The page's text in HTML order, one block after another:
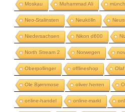
Moskau Muhammad Ali
Neo-Stalinsten Neukölln
Niedersachsen Nikon d600
North Stream 2 Norwegen
Oberpollinger offlineshop
Ole Bjørnmose oliver herren
online-handel online-markt